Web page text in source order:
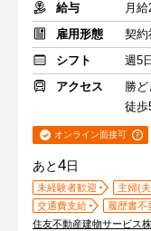
給与
雇用形態
契約
シフト
週5
アクセス
勝ど
徒歩
オンライン面接可
あと4日
未経験者歓迎 主婦(
交通費支給
履歴書不
住友不動産建物サービス